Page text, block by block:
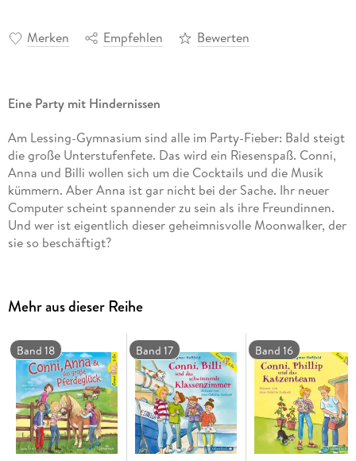
Merken Empfehlen Bewerten
Eine Party mit Hindernissen
Am Lessing-Gymnasium sind alle im Party-Fieber: Bald steigt
die große Unterstufenfete. Das wird ein Riesenspaß. Conni,
Anna und Billi wollen sich um die Cocktails und die Musik
kümmern. Aber Anna ist gar nicht bei der Sache. Ihr neuer
Computer scheint spannender zu sein als ihre Freundinnen.
Und wer ist eigentlich dieser geheimnisvolle Moonwalker, der
sie so beschäftigt?
Gekürzte Ausgabe
Mehr aus dieser Reihe
Band 18 Band 17 Band 16